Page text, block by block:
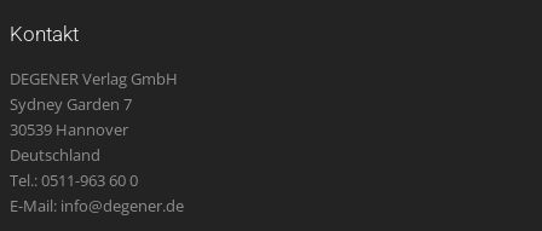
Kontakt
DEGENER Verlag GmbH
Sydney Garden 7
30539 Hannover
Deutschland
Tel.: 0511-963 60 0
E-Mail: info@degener.de